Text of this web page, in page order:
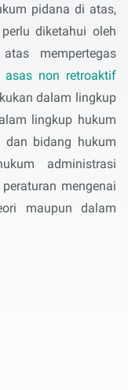
pidana di atas,
diketahui oleh
mempertegas
asas non retroaktif
dalam lingkup
lingkup hukum
bidang hukum
administrasi
mengenai
maupun dalam